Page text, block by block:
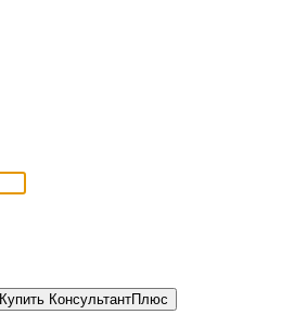
Купить КонсультантПлюс